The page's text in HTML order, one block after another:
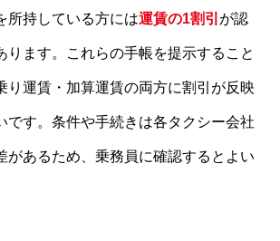
所持している方には運賃の1割引 が認
ります。これらの手帳を提示すること
り運賃・加算運賃の両方に割引が反映
です。条件や手続きは各タクシー会社
があるため、乗務員に確認するとよい